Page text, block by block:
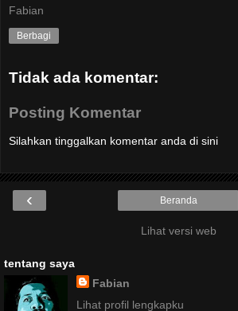
Fabian
Berbagi
Tidak ada komentar:
Posting Komentar
Silahkan tinggalkan komentar anda di sini
‹ Beranda
Lihat versi web
tentang saya
Fabian
Lihat profil lengkapku